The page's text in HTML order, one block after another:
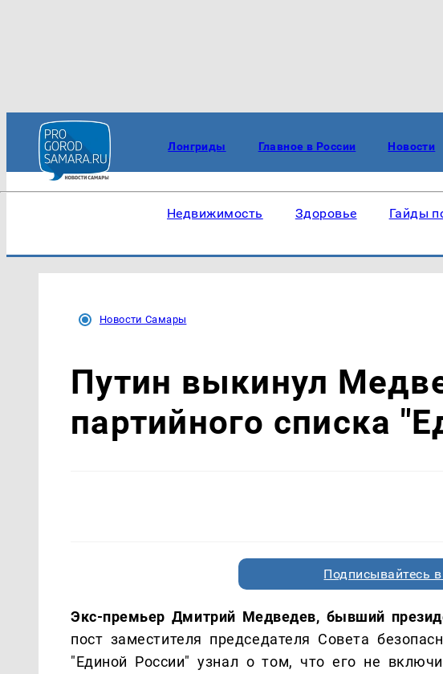
Лонгриды Главное в России Новости
Недвижимость Здоровье Гайды
Новости Самары
Путин выкинул
партийного списка
Подписывайтесь
Экс-премьер Дмитрий Медведев, бывший
пост заместителя председателя Совета
"Единой России" узнал о том, что его не